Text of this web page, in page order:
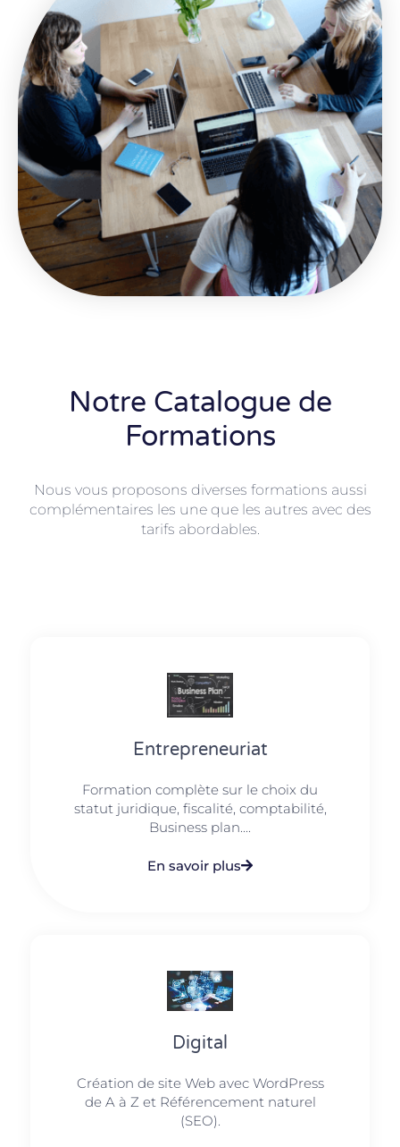
Notre Catalogue de
Formations
Nous vous proposons diverses formations aussi
complémentaires les une que les autres avec des
tarifs abordables.
Entrepreneuriat
Formation complète sur le choix du
statut juridique, fiscalité, comptabilité,
Business plan....
En savoir plus
Digital
Création de site Web avec WordPress
de A à Z et Référencement naturel
(SEO).